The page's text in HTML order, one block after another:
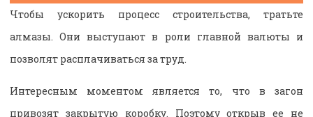
Чтобы ускорить процесс строительства, тратьте
алмазы. Они выступают в роли главной валюты и
позволят расплачиваться за труд.
Интересным моментом является то, что в загон
привозят закрытую коробку. Поэтому открыв ее не